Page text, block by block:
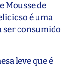
Mousse de
é uma
ser consumido
leve que é